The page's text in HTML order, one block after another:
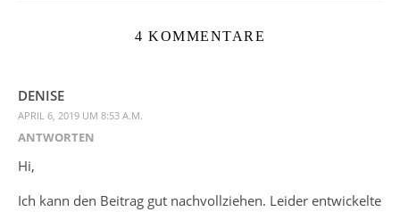
4 KOMMENTARE
DENISE
APRIL 6, 2019 UM 8:53 A.M.
ANTWORTEN
Hi,
Ich kann den Beitrag gut nachvollziehen. Leider entwickelte